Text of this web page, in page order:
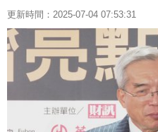
更新時間：2025-07-04 07:53:31